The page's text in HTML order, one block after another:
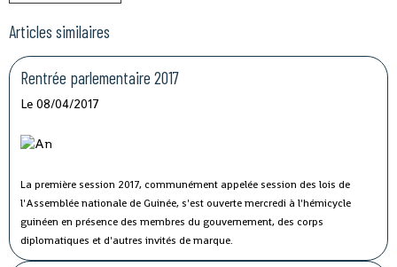
Articles similaires
Rentrée parlementaire 2017
Le 08/04/2017
La première session 2017, communément appelée session des lois de
l'Assemblée nationale de Guinée, s'est ouverte mercredi à l'hémicycle
guinéen en présence des membres du gouvernement, des corps
diplomatiques et d'autres invités de marque.